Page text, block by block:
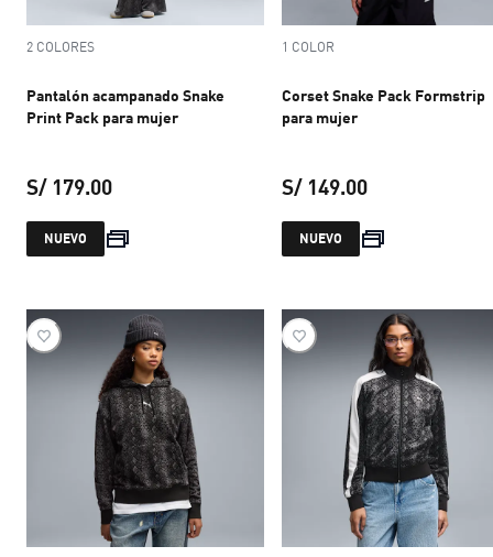
2 COLORES
Pantalón acampanado Snake
Print Pack para mujer
S/ 179.00
precio actual S/ 179.00
NUEVO
1 COLOR
Corset Snake Pack Formstrip
para mujer
S/ 149.00
precio actual
NUEVO